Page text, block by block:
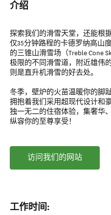
介绍
探索我们的滑雪天堂，还能根
仅35分钟路程的卡德罗纳高山度
的三锥山滑雪场（Treble Cone
极限的不同滑雪道，附近雄伟
则是直升机滑雪的好去处。
冬季，壁炉的火苗温暖你的脚
拥抱着我们采用超现代设计和
独一无二的住宿体验，集奢
纵容你的至尊享受！
访问我们的网站
工作时间: